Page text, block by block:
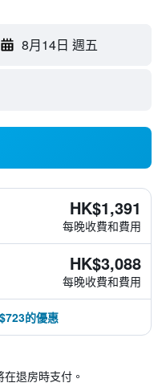
8月14日 週五
HK$1,391
每晚收費和費用
HK$3,088
每晚收費和費用
的優惠
退房時支付。